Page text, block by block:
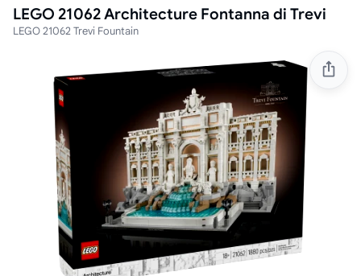
LEGO 21062 Architecture Fontanna di Trevi
LEGO 21062 Trevi Fountain